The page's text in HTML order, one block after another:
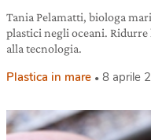
Tania Pelamatti, biologa
plastici negli oceani.
alla tecnologia.
Plastica in mare 8 aprile